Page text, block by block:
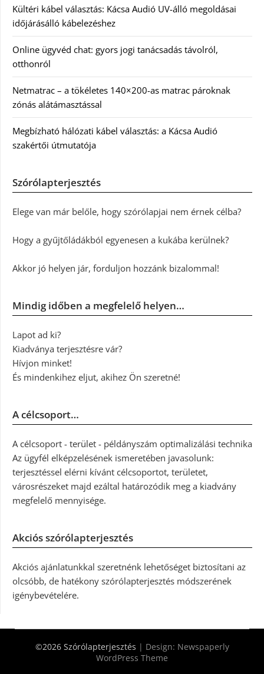
Kültéri kábel választás: Kácsa Audió UV-álló megoldásai
időjárásálló kábelezéshez
Online ügyvéd chat: gyors jogi tanácsadás távolról,
otthonról
Netmatrac – a tökéletes 140×200-as matrac pároknak
zónás alátámasztással
Megbízható hálózati kábel választás: a Kácsa Audió
szakértői útmutatója
Szórólapterjesztés
Elege van már belőle, hogy szórólapjai nem érnek célba?
Hogy a gyűjtőládákból egyenesen a kukába kerülnek?
Akkor jó helyen jár, forduljon hozzánk bizalommal!
Mindig időben a megfelelő helyen…
Lapot ad ki?
Kiadványa terjesztésre vár?
Hívjon minket!
És mindenkihez eljut, akihez Ön szeretné!
A célcsoport…
A célcsoport - terület - példányszám optimalizálási technika
Az ügyfél elképzelésének ismeretében javasolunk:
terjesztéssel elérni kívánt célcsoportot, területet,
városrészeket majd ezáltal határozódik meg a kiadvány
megfelelő mennyisége.
Akciós szórólapterjesztés
Akciós ajánlatunkkal szeretnénk lehetőséget biztosítani az
olcsóbb, de hatékony szórólapterjesztés módszerének
igénybevételére.
©2026 Szórólapterjesztés | Design: Newspaperly
WordPress Theme